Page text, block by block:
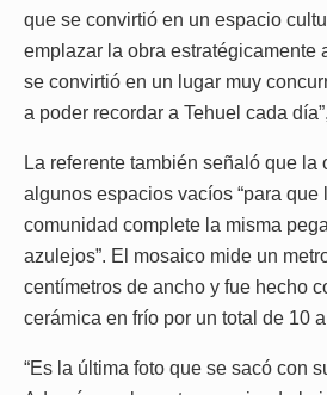
que se convirtió en un espacio
emplazar la obra estratégicamente
se convirtió en un lugar muy
a poder recordar a Tehuel cada
La referente también señaló que la
algunos espacios vacíos “para que
comunidad complete la misma
azulejos”. El mosaico mide un
centímetros de ancho y fue hecho
cerámica en frío por un total de 10
“Es la última foto que se sacó con